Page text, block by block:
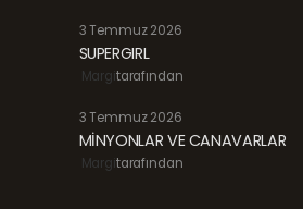
3 Temmuz 2026
SUPERGIRL
Margitarafından
3 Temmuz 2026
MİNYONLAR VE CANAVARLAR
Margitarafından